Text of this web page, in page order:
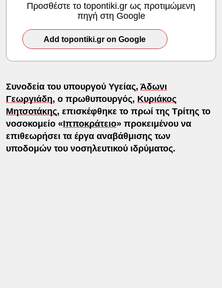
Προσθέστε το topontiki.gr ως προτιμώμενη
πηγή στη Google
Add topontiki.gr on Google
Συνοδεία του υπουργού Υγείας, Άδωνι
Γεωργιάδη, ο πρωθυπουργός, Κυριάκος
Μητσοτάκης, επισκέφθηκε το πρωί της Τρίτης το
νοσοκομείο «Ιπποκράτειο» προκειμένου να
επιθεωρήσει τα έργα αναβάθμισης των
υποδομών του νοσηλευτικού ιδρύματος.